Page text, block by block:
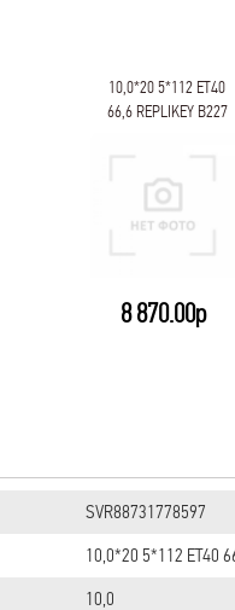
10,0*20 5*112 ET40
66,6 RЕPLIKEY B227
8 870.00р
SVR88731778597
10,0*20 5*112 ET40
10,0